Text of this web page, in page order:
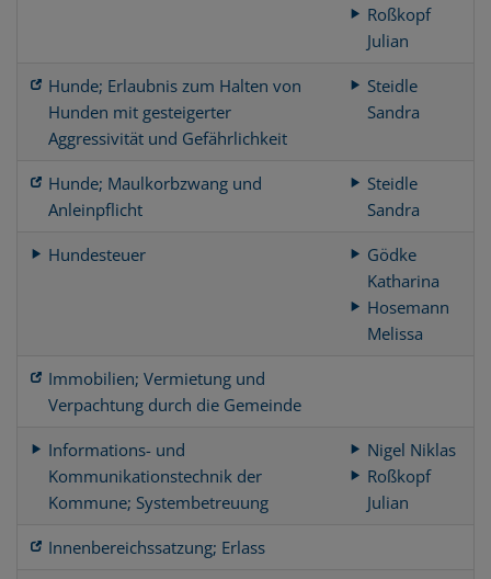
Roßkopf
Julian
Hunde; Erlaubnis zum Halten von
Hunden mit gesteigerter
Aggressivität und Gefährlichkeit
Steidle
Sandra
Hunde; Maulkorbzwang und
Anleinpflicht
Steidle
Sandra
Hundesteuer
Gödke
Katharina
Hosemann
Melissa
Immobilien; Vermietung und
Verpachtung durch die Gemeinde
Informations- und
Kommunikationstechnik der
Kommune; Systembetreuung
Nigel Niklas
Roßkopf
Julian
Innenbereichssatzung; Erlass